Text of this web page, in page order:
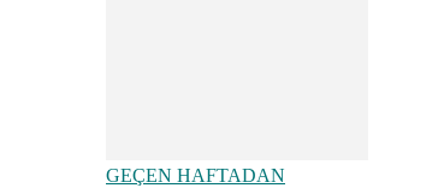
GEÇEN HAFTADAN